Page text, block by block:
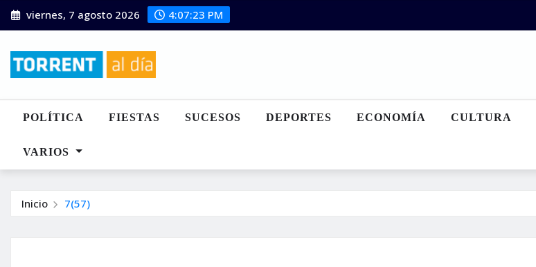
Saltar
al
viernes, 7 agosto 2026 4:07:24 PM
POLÍTICA FIESTAS SUCESOS DEPORTES ECONOMÍA CULTURA
VARIOS
Inicio 7(57)